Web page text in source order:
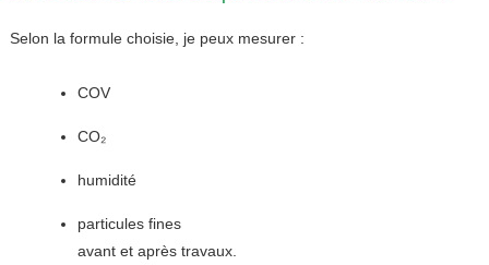
Selon la formule choisie, je peux mesurer :
COV
CO₂
humidité
particules fines
avant et après travaux.